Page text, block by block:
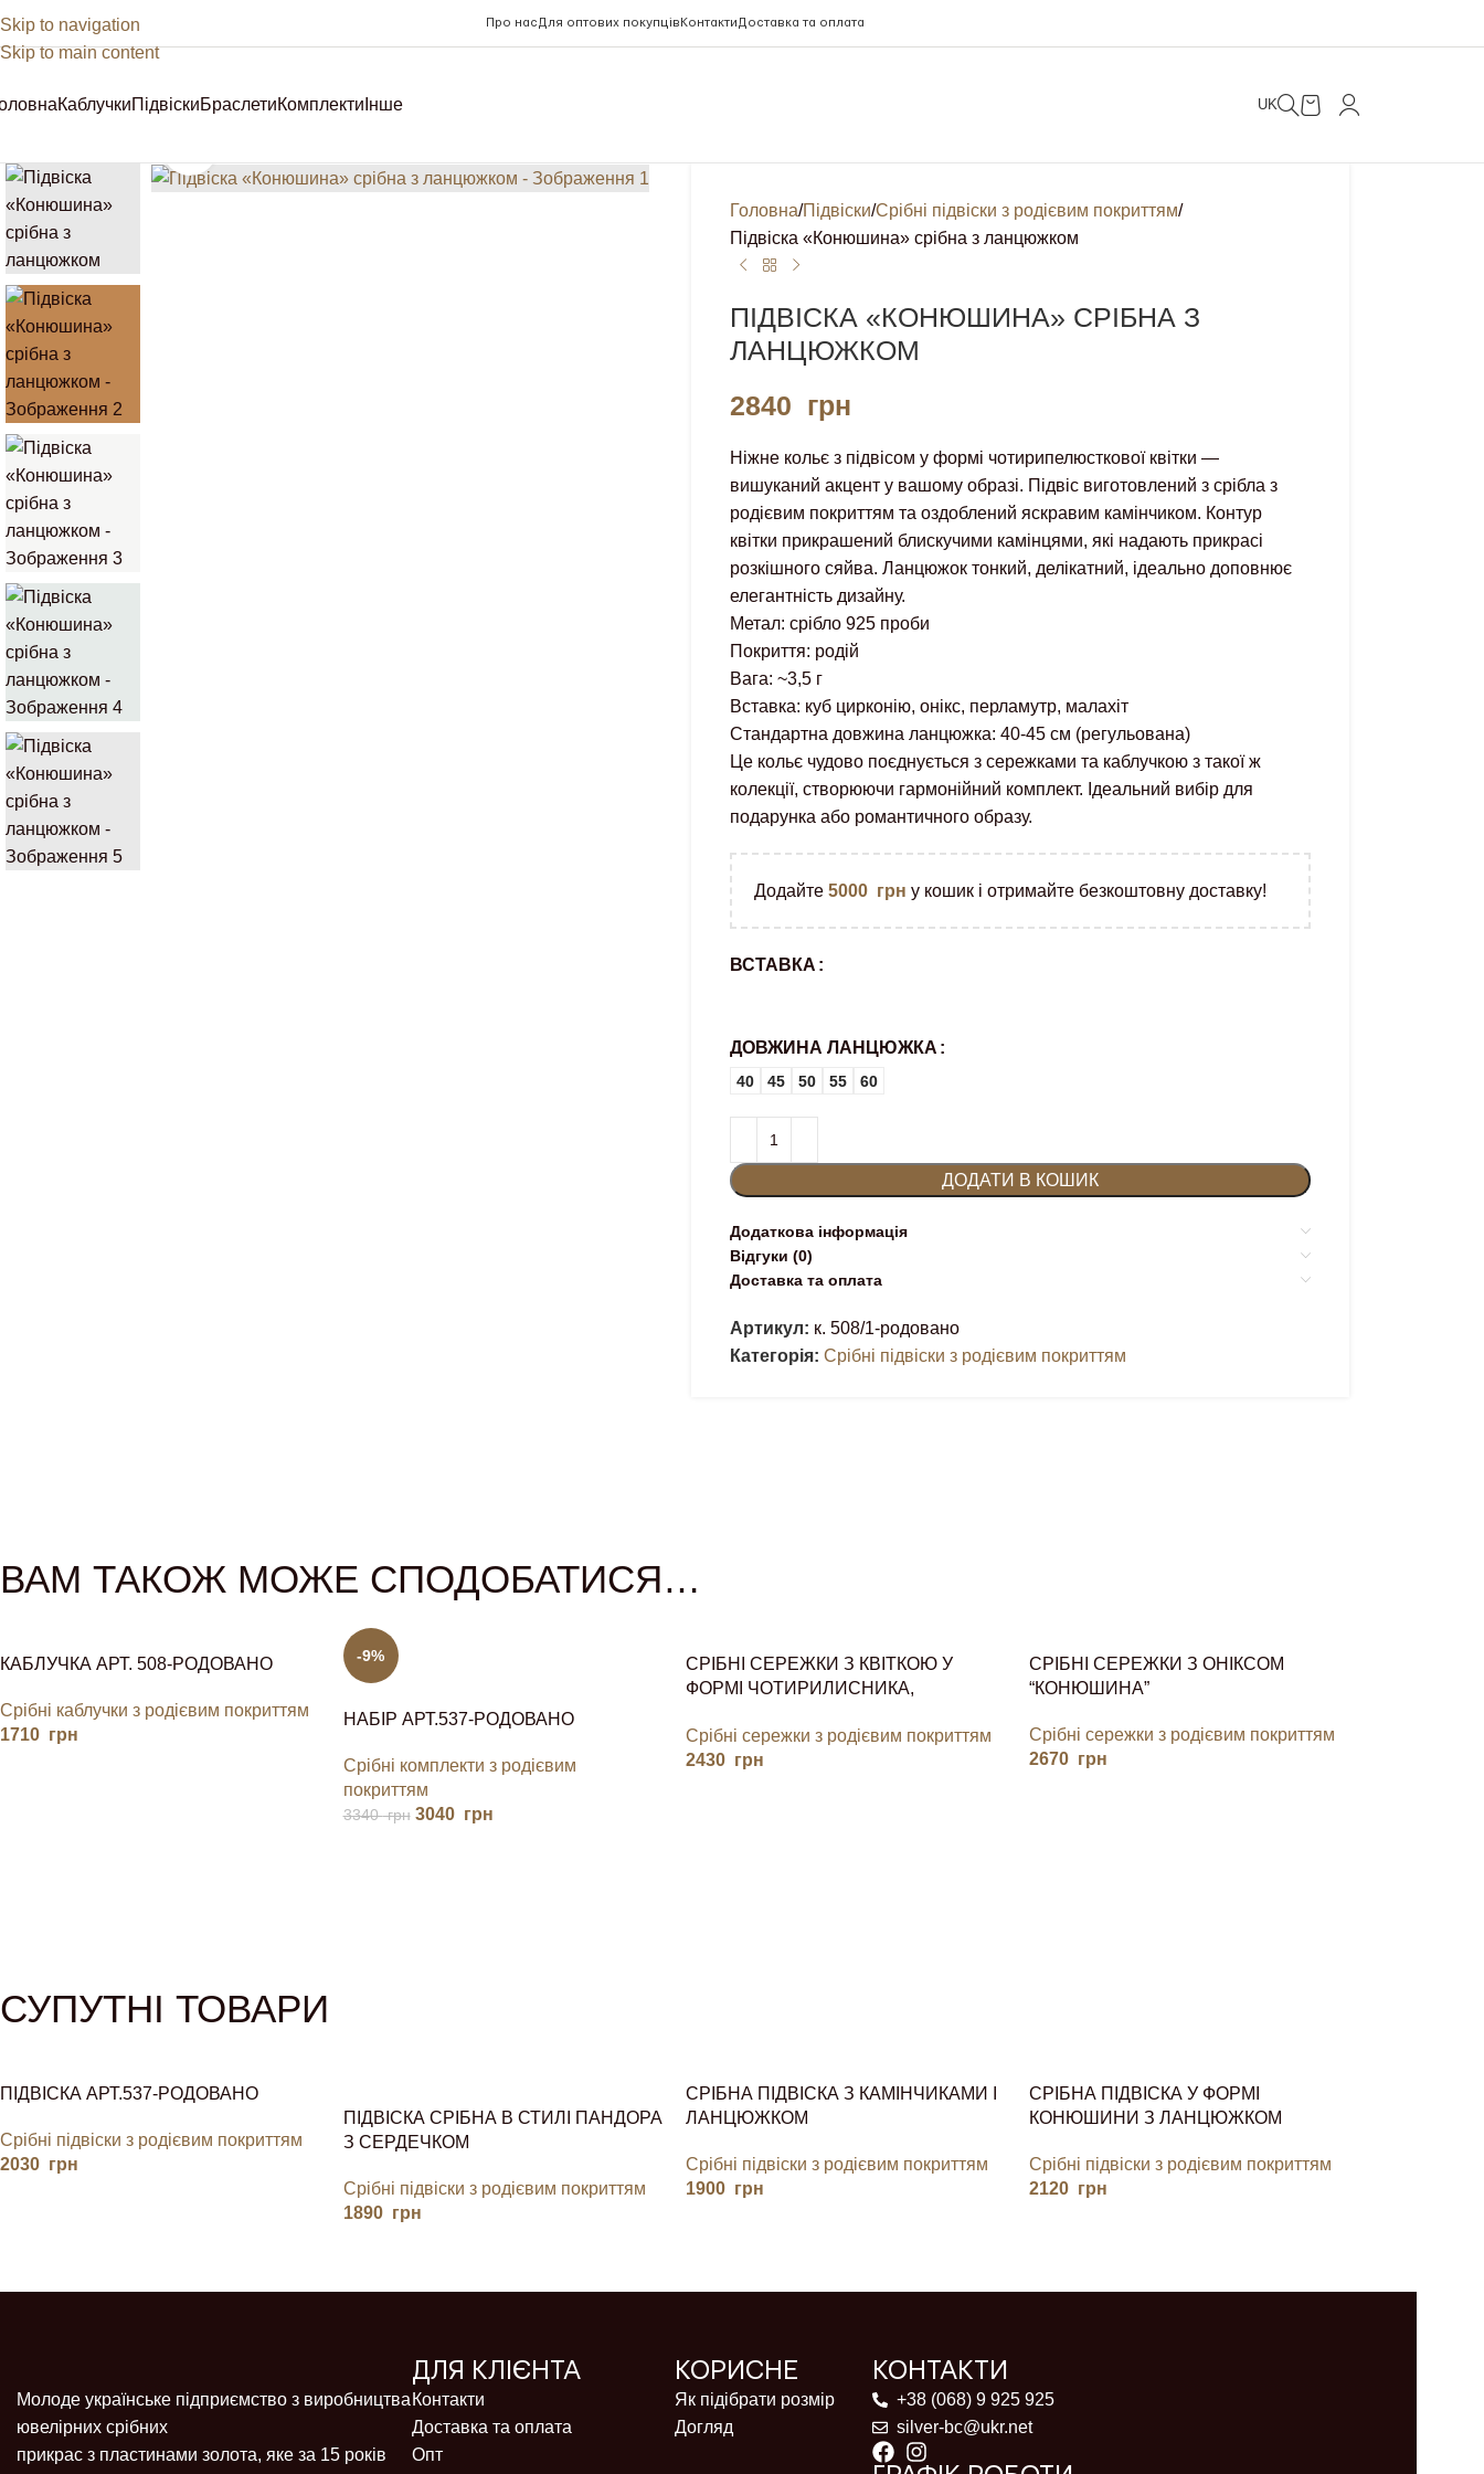
Skip to navigation
Skip to main content
Про насДля оптових покупців КонтактиДоставка та оплата
КаблучкиПідвіскиБраслетиКомплекти Інше UK
Головна Підвіски Срібні підвіски з родієвим покриттям
Підвіска «Конюшина» срібна з ланцюжком
ПІДВІСКА «КОНЮШИНА» СРІБНА З
ЛАНЦЮЖКОМ
2840 грн
Ніжне кольє з підвісом у формі чотирипелюсткової квітки —
вишуканий акцент у вашому образі. Підвіс виготовлений з срібла з
родієвим покриттям та оздоблений яскравим камінчиком. Контур
квітки прикрашений блискучими камінцями, які надають прикрасі
розкішного сяйва. Ланцюжок тонкий, делікатний, ідеально доповнює
елегантність дизайну.
Метал: срібло 925 проби
Покриття: родій
Вага: ~3,5 г
Вставка: куб цирконію, онікс, перламутр, малахіт
Стандартна довжина ланцюжка: 40-45 см (регульована)
Це кольє чудово поєднується з сережками та каблучкою з такої ж
колекції, створюючи гармонійний комплект. Ідеальний вибір для
подарунка або романтичного образу.
Додайте 5000 грн у кошик і отримайте безкоштовну доставку!
ВСТАВКА
ДОВЖИНА ЛАНЦЮЖКА
40 45 50 55 60
ДОДАТИ В КОШИК
Додаткова інформація
Відгуки (0)
Доставка та оплата
Артикул: к. 508/1-родовано
Категорія: Срібні підвіски з родієвим покриттям
ВАМ ТАКОЖ МОЖЕ СПОДОБАТИСЯ…
КАБЛУЧКА АРТ. 508-РОДОВАНО
Срібні каблучки з родієвим покриттям
1710 грн
-9%
НАБІР АРТ.537-РОДОВАНО
Срібні комплекти з родієвим
покриттям
3340грн 3040 грн
СРІБНІ СЕРЕЖКИ З КВІТКОЮ У
ФОРМІ ЧОТИРИЛИСНИКА,
Срібні сережки з родієвим покриттям
2430 грн
СРІБНІ СЕРЕЖКИ З ОНІКСОМ
“КОНЮШИНА”
Срібні сережки з родієвим покриттям
2670 грн
СУПУТНІ ТОВАРИ
ПІДВІСКА АРТ.537-РОДОВАНО
Срібні підвіски з родієвим покриттям
2030 грн
ПІДВІСКА СРІБНА В СТИЛІ ПАНДОРА
З СЕРДЕЧКОМ
Срібні підвіски з родієвим покриттям
1890 грн
СРІБНА ПІДВІСКА З КАМІНЧИКАМИ І
ЛАНЦЮЖКОМ
Срібні підвіски з родієвим покриттям
1900 грн
СРІБНА ПІДВІСКА У ФОРМІ
КОНЮШИНИ З ЛАНЦЮЖКОМ
Срібні підвіски з родієвим покриттям
2120 грн
Молоде українське підприємство з виробництва
ювелірних срібних
прикрас з пластинами золота, яке за 15 років
ДЛЯ КЛІЄНТА
Контакти
Доставка та оплата
Опт
КОРИСНЕ
Як підібрати розмір
Догляд
КОНТАКТИ
+38 (068) 9 925 925
silver-bc@ukr.net